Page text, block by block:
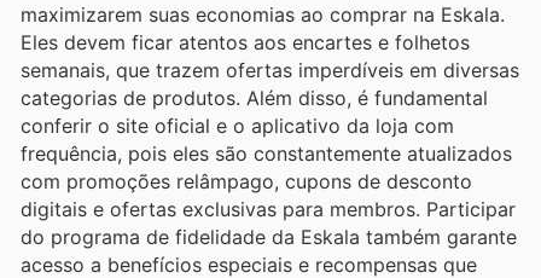
maximizarem suas economias ao comprar na Eskala.
Eles devem ficar atentos aos encartes e folhetos
semanais, que trazem ofertas imperdíveis em diversas
categorias de produtos. Além disso, é fundamental
conferir o site oficial e o aplicativo da loja com
frequência, pois eles são constantemente atualizados
com promoções relâmpago, cupons de desconto
digitais e ofertas exclusivas para membros. Participar
do programa de fidelidade da Eskala também garante
acesso a benefícios especiais e recompensas que